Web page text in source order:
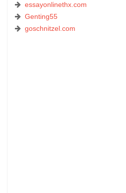
essayonlinethx.com
Genting55
goschnitzel.com